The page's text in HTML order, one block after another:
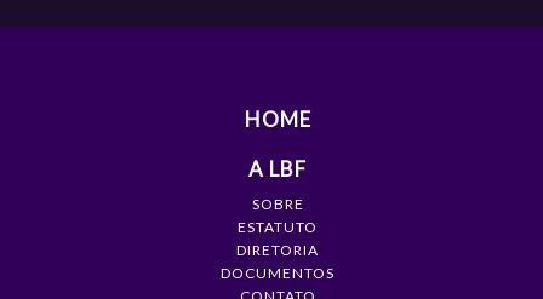
HOME
A LBF
SOBRE
ESTATUTO
DIRETORIA
DOCUMENTOS